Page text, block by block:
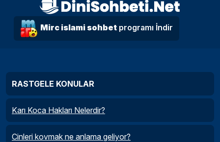
Mirc islami sohbet programı İndir
RASTGELE KONULAR
Karı Koca Hakları Nelerdir?
Cinleri kovmak ne anlama geliyor?